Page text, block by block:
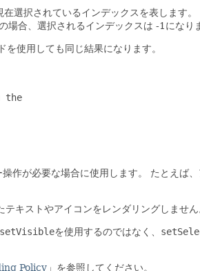
選択されているインデックスを表します。
場合、選択されるインデックスは -1になり
を使用しても同じ結果になります。
the
作が必要な場合に使用します。
たとえば
キストやアイコンをレンダリングしません
setVisibleを使用するのではなく、
Policy 」を参照してください。